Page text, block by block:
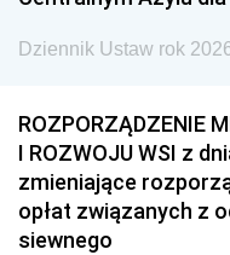
Dziennik Ustaw rok
ROZPORZĄDZENIE
I ROZWOJU WSI z
zmieniające
opłat związanych z
siewnego